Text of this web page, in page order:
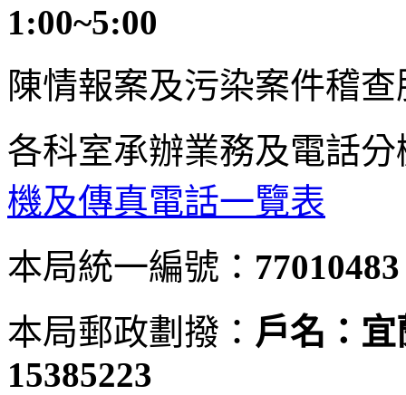
1:00~5:00
陳情報案及污染案件稽
各科室承辦業務及電話分
機及傳真電話一覽表
本局統一編號： 77010483
本局郵政劃撥： 戶名：
15385223